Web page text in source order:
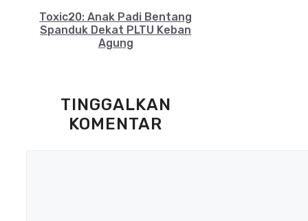
Toxic20: Anak Padi Bentang
Spanduk Dekat PLTU Keban
Agung
TINGGALKAN
KOMENTAR